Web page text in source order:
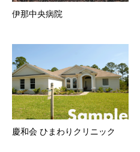
伊那中央病院
慶和会 ひまわりクリニック